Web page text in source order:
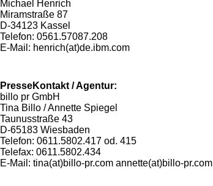
Michael Henrich
Miramstraße 87
D-34123 Kassel
Telefon: 0561.57087.208
E-Mail: henrich(at)de.ibm.com
PresseKontakt / Agentur:
billo pr GmbH
Tina Billo / Annette Spiegel
Taunusstraße 43
D-65183 Wiesbaden
Telefon: 0611.5802.417 od. 415
Telefax: 0611.5802.434
E-Mail: tina(at)billo-pr.com annette(at)billo-pr.com